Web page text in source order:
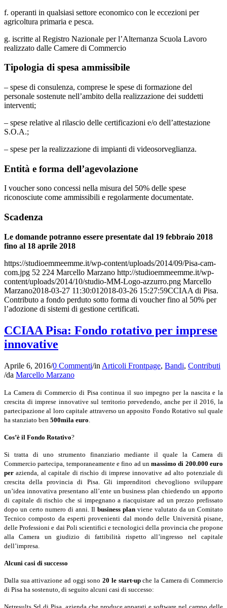
f. operanti in qualsiasi settore economico con le eccezioni per
agricoltura primaria e pesca.
g. iscritte al Registro Nazionale per l’Alternanza Scuola Lavoro
realizzato dalle Camere di Commercio
Tipologia di spesa ammissibile
– spese di consulenza, comprese le spese di formazione del
personale sostenute nell’ambito della realizzazione dei suddetti
interventi;
– spese relative al rilascio delle certificazioni e/o dell’attestazione
S.O.A.;
– spese per la realizzazione di impianti di videosorveglianza.
Entità e forma dell’agevolazione
I voucher sono concessi nella misura del 50% delle spese
riconosciute come ammissibili e regolarmente documentate.
Scadenza
Le domande potranno essere presentate dal 19 febbraio 2018
fino al 18 aprile 2018
https://studioemmeemme.it/wp-content/uploads/2014/09/Pisa-cam-
com.jpg 52 224 Marcello Marzano http://studioemmeemme.it/wp-
content/uploads/2014/10/studio-MM-Logo-azzurro.png Marcello
Marzano2018-03-27 11:30:01 2018-03-26 15:27:59CCIAA di Pisa.
Contributo a fondo perduto sotto forma di voucher fino al 50% per
l’adozione di sistemi di gestione certificati.
CCIAA Pisa: Fondo rotativo per imprese
innovative
Aprile 6, 2016/0 Commenti/in Articoli Frontpage, Bandi, Contributi
/da Marcello Marzano
La Camera di Commercio di Pisa continua il suo impegno per la nascita e la
crescita di imprese innovative sul territorio prevedendo, anche per il 2016, la
partecipazione al loro capitale attraverso un apposito Fondo Rotativo sul quale
ha stanziato ben 500mila euro
Cos’è il Fondo Rotativo?
Si tratta di uno strumento finanziario mediante il quale la Camera di
Commercio partecipa, temporaneamente e fino ad unmassimo di 200.000 euro
per azienda, al capitale di rischio di imprese innovative ad alto potenziale di
crescita della provincia di Pisa. Gli imprenditori chevogliono sviluppare
un’idea innovativa presentano all’ente un business plan chiedendo un apporto
di capitale di rischio che si impegnano a riacquistare ad un prezzo prefissato
dopo un certo numero di anni. Il business plan viene valutato da un Comitato
Tecnico composto da esperti provenienti dal mondo delle Università pisane,
delle Professioni e dai Poli scientifici etecnologici della provincia che propone
alla Camera un giudizio di fattibilità rispettoall’ingresso nel capitale
dell’impresa.
Alcuni casi di successo
Dalla sua attivazione ad oggi sono20 le start-upche la Camera di Commercio
di Pisa ha sostenuto, di seguito alcuni casi di successo: